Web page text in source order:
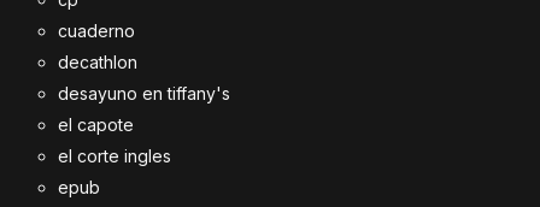
cuaderno
decathlon
desayuno en tiffany's
el capote
el corte ingles
epub